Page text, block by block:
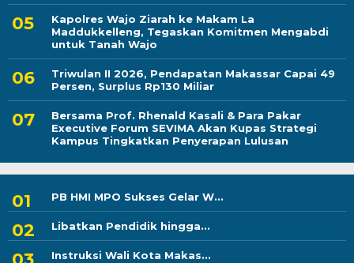
Kapolres Wajo Ziarah ke Makam La
Maddukkelleng, Tegaskan Komitmen Mengabdi
untuk Tanah Wajo
Triwulan II 2026, Pendapatan Makassar Capai 49
Persen, Surplus Rp130 Miliar
Bersama Prof. Rhenald Kasali & Para Pakar
Executive Forum SEVIMA Akan Kupas Strategi
Kampus Tingkatkan Penyerapan Lulusan
PB HMI MPO Sukses Gelar W...
Libatkan Pendidik hingga...
Instruksi Wali Kota Makas...